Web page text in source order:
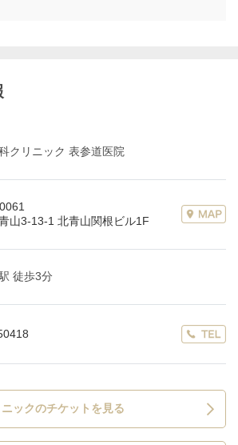
クリニック 表参道医院
山3-13-1 北青山関根ビル1F
徒歩3分
ックのチケットを見る